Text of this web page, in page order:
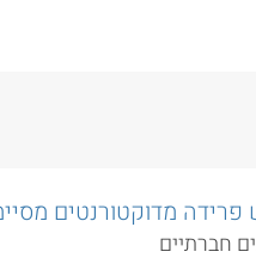
מדוקטורנטים
חברתיים